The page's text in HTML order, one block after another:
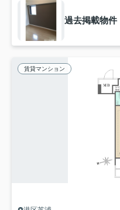
過去掲載物件
賃貸マンション